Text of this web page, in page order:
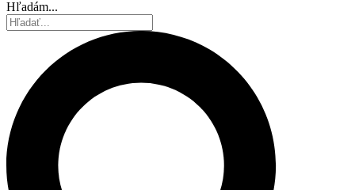
Hľadám...